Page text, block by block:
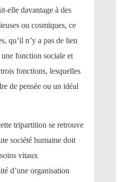
elle davantage à des
ou cosmiques, ce
qu’il n’y a pas de lien
fonction sociale et
fonctions, lesquelles
de pensée ou un idéal
tripartition se retrouve
société humaine doit
vitaux
d’une organisation